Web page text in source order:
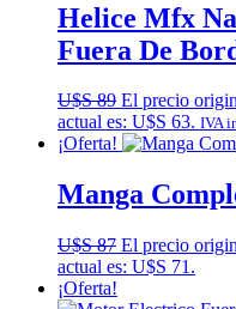
Helice Mfx
Fuera De
U$S89 El precio
actual es: U$S 63. IVA
¡Oferta!
Manga
U$S87 El precio
actual es: U$S 71.
¡Oferta!